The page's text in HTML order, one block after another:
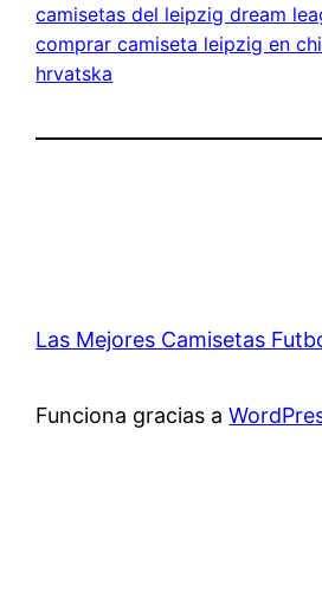
camisetas del leipzig dream
comprar camiseta leipzig en
hrvatska
Las Mejores Camisetas
Funciona gracias a